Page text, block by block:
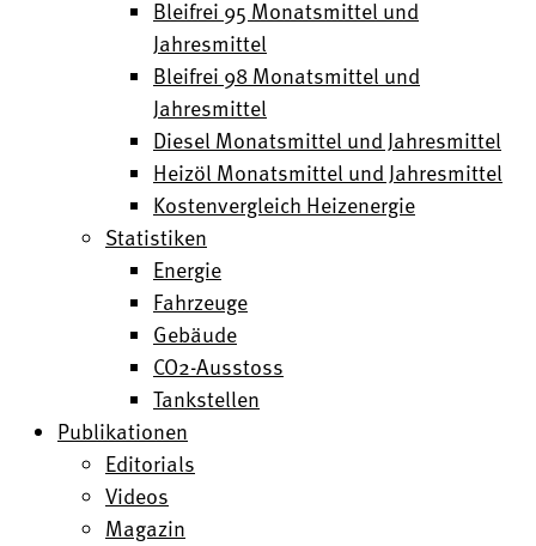
Bleifrei 95 Monatsmittel und
Jahresmittel
Bleifrei 98 Monatsmittel und
Jahresmittel
Diesel Monatsmittel und Jahresmittel
Heizöl Monatsmittel und Jahresmittel
Kostenvergleich Heizenergie
Statistiken
Energie
Fahrzeuge
Gebäude
CO2-Ausstoss
Tankstellen
Publikationen
Editorials
Videos
Magazin